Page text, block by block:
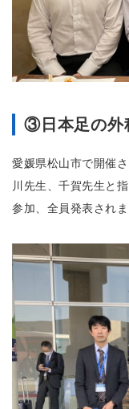
③日本足の外
愛媛県松山市で開催
川先生、千賀先生と
参加、全員発表されま